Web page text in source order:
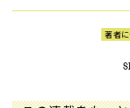
著者